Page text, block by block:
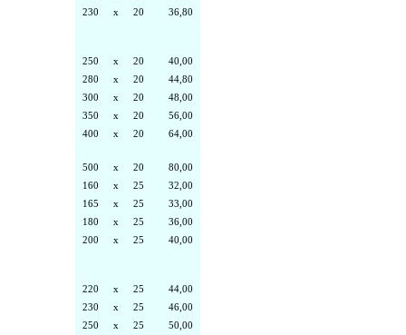
230
x 20 36,80
250 x 20
40,00
280
x 20
44,80
300
x 20
48,00
350
x 20
56,00
400
x 20 64,00
500 x 20
80,00
160
x 25
32,00
165
x 25
33,00
180
x 25
36,00
200
x 25 40,00
220 x 25
44,00
230
x 25
46,00
250
x 25
50,00